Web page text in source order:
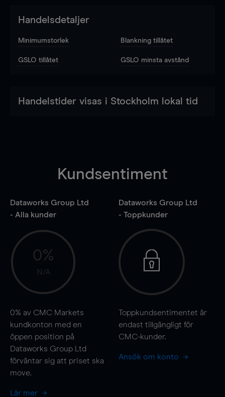
Handelsdetaljer
Minimumstorlek Blankning tillåtet
GSLO tillåtet GSLO minsta avstånd
Handelstider visas i Stockholm lokal tid
Kundsentiment
Dataworks Group Ltd
- Alla kunder
0%
N/A
0% av CMC Markets
kundkonton med en
öppen position på
Dataworks Group Ltd
förväntar sig att priset ska
move.
Lär mer
Dataworks Group Ltd
- Toppkunder
Toppkundsentimentet är
endast tillgängligt för
CMC-kunder.
Ansök om konto